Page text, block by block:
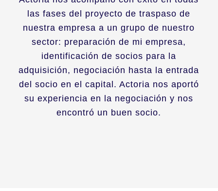
las fases del proyecto de traspaso de
nuestra empresa a un grupo de nuestro
sector: preparación de mi empresa,
identificación de socios para la
adquisición, negociación hasta la entrada
del socio en el capital. Actoria nos aportó
su experiencia en la negociación y nos
encontró un buen socio.